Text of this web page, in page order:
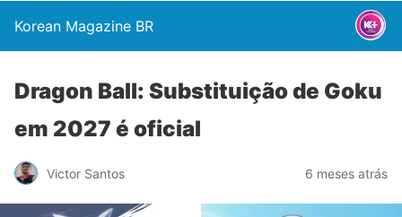
Korean Magazine BR
Dragon Ball: Substituição de Goku
em 2027 é oficial
Victor Santos 6 meses atrás